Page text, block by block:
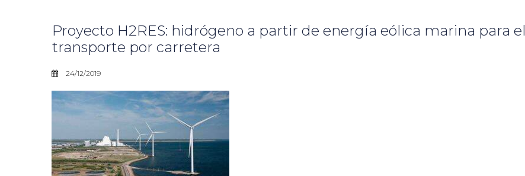
Proyecto H2RES: hidrógeno a partir de energía eólica marina para el
transporte por carretera
24/12/2019